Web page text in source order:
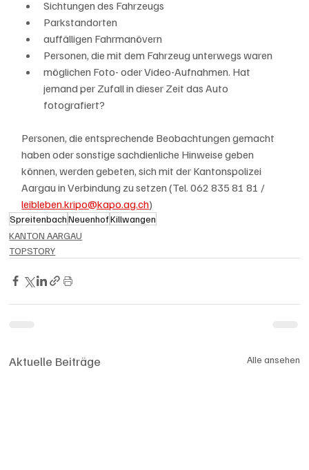
Sichtungen des Fahrzeugs
Parkstandorten
auffälligen Fahrmanövern
Personen, die mit dem Fahrzeug unterwegs waren
möglichen Foto- oder Video-Aufnahmen. Hat
jemand per Zufall in dieser Zeit das Auto
fotografiert?
Personen, die entsprechende Beobachtungen gemacht
haben oder sonstige sachdienliche Hinweise geben
können, werden gebeten, sich mit der Kantonspolizei
Aargau in Verbindung zu setzen (Tel. 062 835 81 81 /
leibleben.kripo@kapo.ag.ch)
Spreitenbach NeuenhofKillwangen
KANTON AARGAU
TOPSTORY
Aktuelle Beiträge Alle ansehen